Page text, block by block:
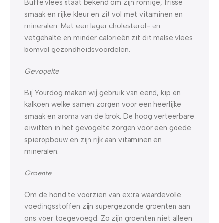
Buffelvlees staat bekend om zijn romige, frisse
smaak en rijke kleur en zit vol met vitaminen en
mineralen. Met een lager cholesterol- en
vetgehalte en minder calorieën zit dit malse vlees
bomvol gezondheidsvoordelen.
Gevogelte
Bij Yourdog maken wij gebruik van eend, kip en
kalkoen welke samen zorgen voor een heerlijke
smaak en aroma van de brok. De hoog verteerbare
eiwitten in het gevogelte zorgen voor een goede
spieropbouw en zijn rijk aan vitaminen en
mineralen.
Groente
Om de hond te voorzien van extra waardevolle
voedingsstoffen zijn supergezonde groenten aan
ons voer toegevoegd. Zo zijn groenten niet alleen